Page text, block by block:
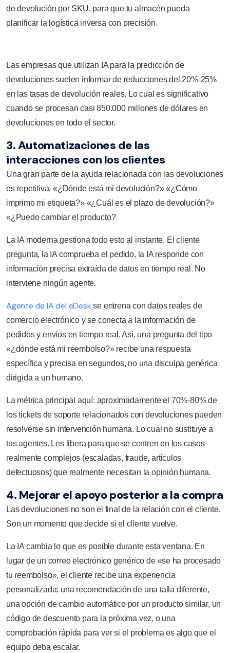
de devolución por SKU, para que tu almacén pueda
planificar la logística inversa con precisión.
Las empresas que utilizan IA para la predicción de
devoluciones suelen informar de reducciones del 20%-25%
en las tasas de devolución reales. Lo cual es significativo
cuando se procesan casi 850.000 millones de dólares en
devoluciones en todo el sector.
3. Automatizaciones de las
interacciones con los clientes
Una gran parte de la ayuda relacionada con las devoluciones
es repetitiva. «¿Dónde está mi devolución?» «¿Cómo
imprimo mi etiqueta?» «¿Cuál es el plazo de devolución?»
«¿Puedo cambiar el producto?
La IA moderna gestiona todo esto al instante. El cliente
pregunta, la IA comprueba el pedido, la IA responde con
información precisa extraída de datos en tiempo real. No
interviene ningún agente.
Agente de IA del eDesk se entrena con datos reales de
comercio electrónico y se conecta a la información de
pedidos y envíos en tiempo real. Así, una pregunta del tipo
«¿dónde está mi reembolso?» recibe una respuesta
específica y precisa en segundos, no una disculpa genérica
dirigida a un humano.
La métrica principal aquí: aproximadamente el 70%-80% de
los tickets de soporte relacionados con devoluciones pueden
resolverse sin intervención humana. Lo cual no sustituye a
tus agentes. Les libera para que se centren en los casos
realmente complejos (escaladas, fraude, artículos
defectuosos) que realmente necesitan la opinión humana.
4. Mejorar el apoyo posterior a la compra
Las devoluciones no son el final de la relación con el cliente.
Son un momento que decide si el cliente vuelve.
La IA cambia lo que es posible durante esta ventana. En
lugar de un correo electrónico genérico de «se ha procesado
tu reembolso», el cliente recibe una experiencia
personalizada: una recomendación de una talla diferente,
una opción de cambio automático por un producto similar, un
código de descuento para la próxima vez, o una
comprobación rápida para ver si el problema es algo que el
equipo deba escalar.